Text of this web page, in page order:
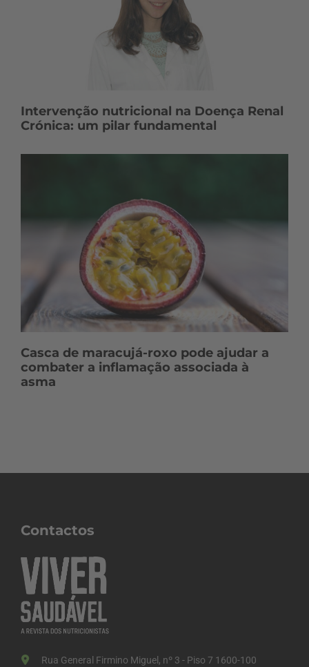
Intervenção nutricional na Doença Renal
Crónica: um pilar fundamental
Casca de maracujá-roxo pode ajudar a
combater a inflamação associada à
asma
Contactos
Rua General Firmino Miguel, nº 3 - Piso 7 1600-100